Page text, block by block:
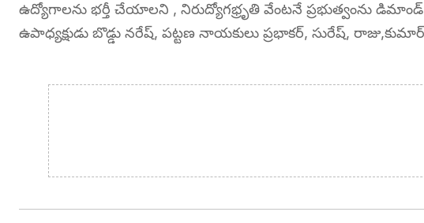
ఉద్యోగాలను భర్తీ చేయాలని , నిరుద్యోగభ్రృతి వేంటనే ప్రభుత్వంను
ఉపాధ్యక్షుడు బొడ్డు నరేష్, పట్టణ నాయకులు ప్రభాకర్, సురేష్,